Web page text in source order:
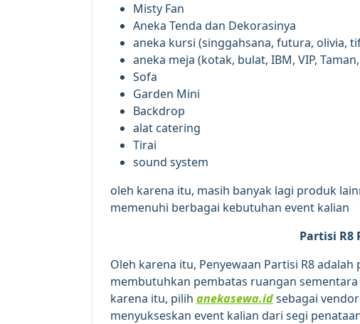
Misty Fan
Aneka Tenda dan Dekorasinya
aneka kursi (singgahsana, futura, olivia,
aneka meja (kotak, bulat, IBM, VIP,
Sofa
Garden Mini
Backdrop
alat catering
Tirai
sound system
oleh karena itu, masih banyak lagi produk
memenuhi berbagai kebutuhan event kalian
Partisi R8
Oleh karena itu, Penyewaan Partisi R8
membutuhkan pembatas ruangan
karena itu, pilih anekasewa.idsebagai
menyukseskan event kalian dari segi